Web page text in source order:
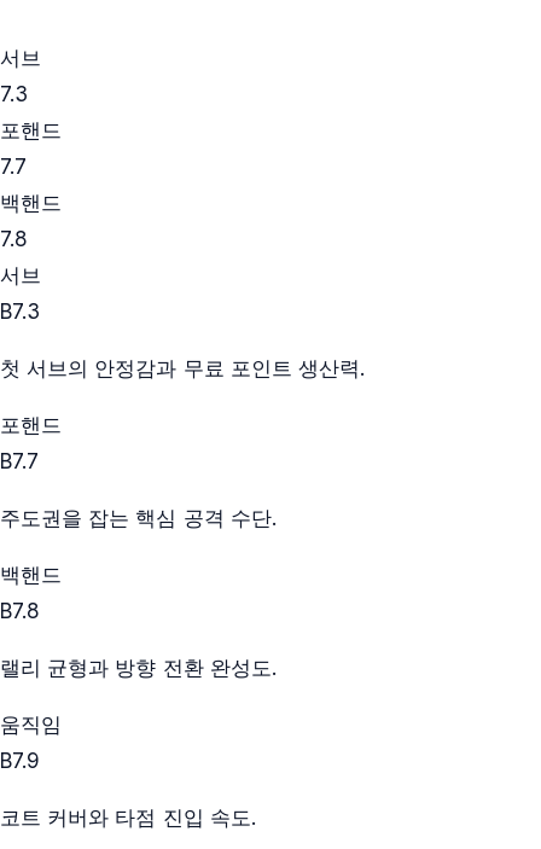
서브
7.3
포핸드
7.7
백핸드
7.8
서브
B7.3
첫 서브의 안정감과 무료 포인트 생산력.
포핸드
B7.7
주도권을 잡는 핵심 공격 수단.
백핸드
B7.8
랠리 균형과 방향 전환 완성도.
움직임
B7.9
코트 커버와 타점 진입 속도.